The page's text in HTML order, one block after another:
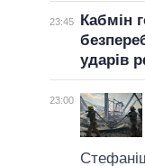
23:45
Кабмін
ударів
23:00